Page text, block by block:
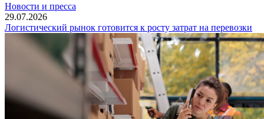
Новости и пресса
29.07.2026
Логистический рынок готовится к росту затрат на перевозки